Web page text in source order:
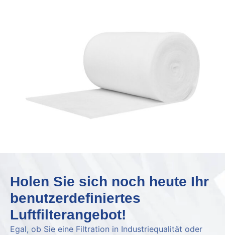
Holen Sie sich noch heute Ihr
benutzerdefiniertes
Luftfilterangebot!
Egal, ob Sie eine Filtration in Industriequalität oder